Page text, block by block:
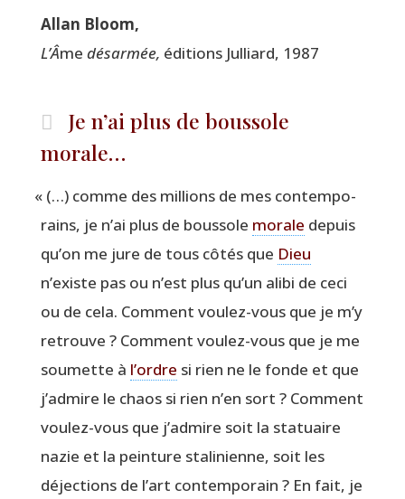
Allan Bloom,
L’Âme désar­mée, édi­tions Jul­liard, 1987
Je n’ai plus de boussole
morale…
« (…) comme des mil­lions de mes contem­po­
rains, je n’ai plus de bous­sole morale depuis
qu’on me jure de tous côtés que Dieu
n’existe pas ou n’est plus qu’un ali­bi de ceci
ou de cela. Com­ment vou­lez-vous que je m’y
retrouve ? Com­ment vou­lez-vous que je me
sou­mette à l’ordre si rien ne le fonde et que
j’ad­mire le chaos si rien n’en sort ? Com­ment
vou­lez-vous que j’ad­mire soit la sta­tuaire
nazie et la pein­ture sta­li­nienne, soit les
déjec­tions de l’art contem­po­rain ? En fait, je